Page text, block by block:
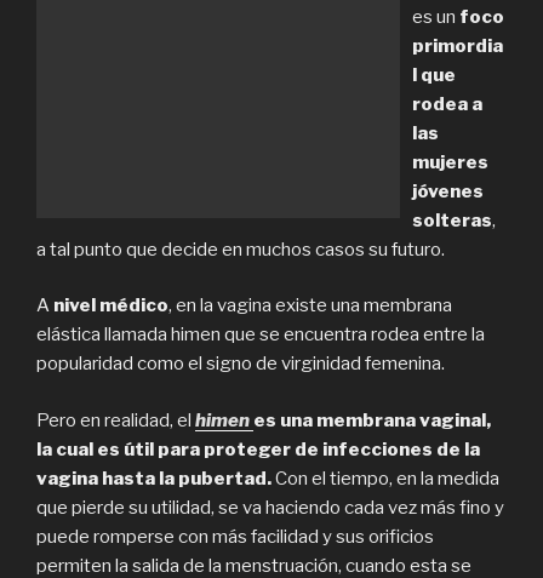
es un foco
primordia
l que
rodea a
las
mujeres
jóvenes
solteras,
a tal punto que decide en muchos casos su futuro.
A nivel médico, en la vagina existe una membrana
elástica llamada himen que se encuentra rodea entre la
popularidad como el signo de virginidad femenina.
Pero en realidad, el himen es una membrana vaginal,
la cual es útil para proteger de infecciones de la
vagina hasta la pubertad.Con el tiempo, en la medida
que pierde su utilidad, se va haciendo cada vez más fino y
puede romperse con más facilidad y sus orificios
permiten la salida de la menstruación, cuando esta se